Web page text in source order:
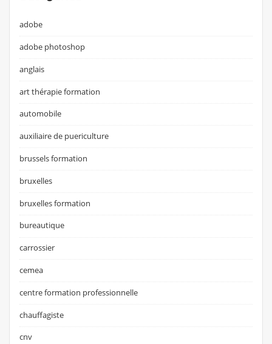
adobe
adobe photoshop
anglais
art thérapie formation
automobile
auxiliaire de puericulture
brussels formation
bruxelles
bruxelles formation
bureautique
carrossier
cemea
centre formation professionnelle
chauffagiste
cnv